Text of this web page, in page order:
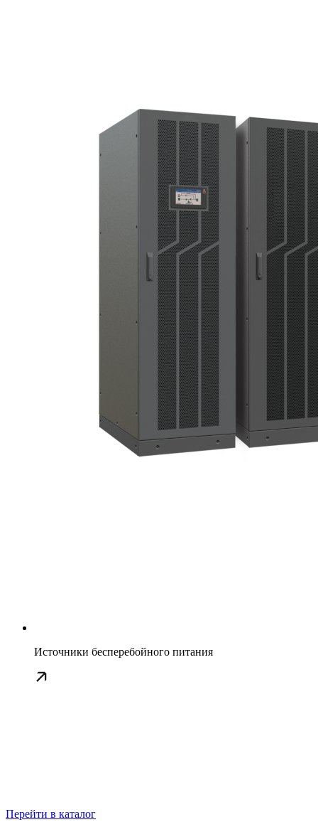
Источники бесперебойного питания
Перейти в каталог